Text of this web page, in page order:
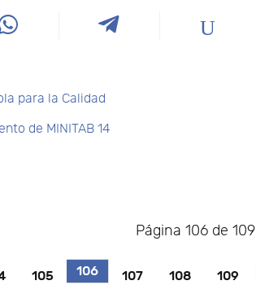
para la Calidad
de MINITAB 14
Página 106 de 109
105 106 107 108 109